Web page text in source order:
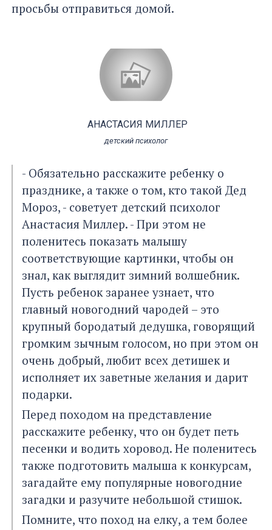
просьбы отправиться домой.
АНАСТАСИЯ МИЛЛЕР
детский психолог
- Обязательно расскажите ребенку о
празднике, а также о том, кто такой Дед
Мороз, - советует детский психолог
Анастасия Миллер. - При этом не
поленитесь показать малышу
соответствующие картинки, чтобы он
знал, как выглядит зимний волшебник.
Пусть ребенок заранее узнает, что
главный новогодний чародей – это
крупный бородатый дедушка, говорящий
громким зычным голосом, но при этом он
очень добрый, любит всех детишек и
исполняет их заветные желания и дарит
подарки.
Перед походом на представление
расскажите ребенку, что он будет петь
песенки и водить хоровод. Не поленитесь
также подготовить малыша к конкурсам,
загадайте ему популярные новогодние
загадки и разучите небольшой стишок.
Помните, что поход на елку, а тем более